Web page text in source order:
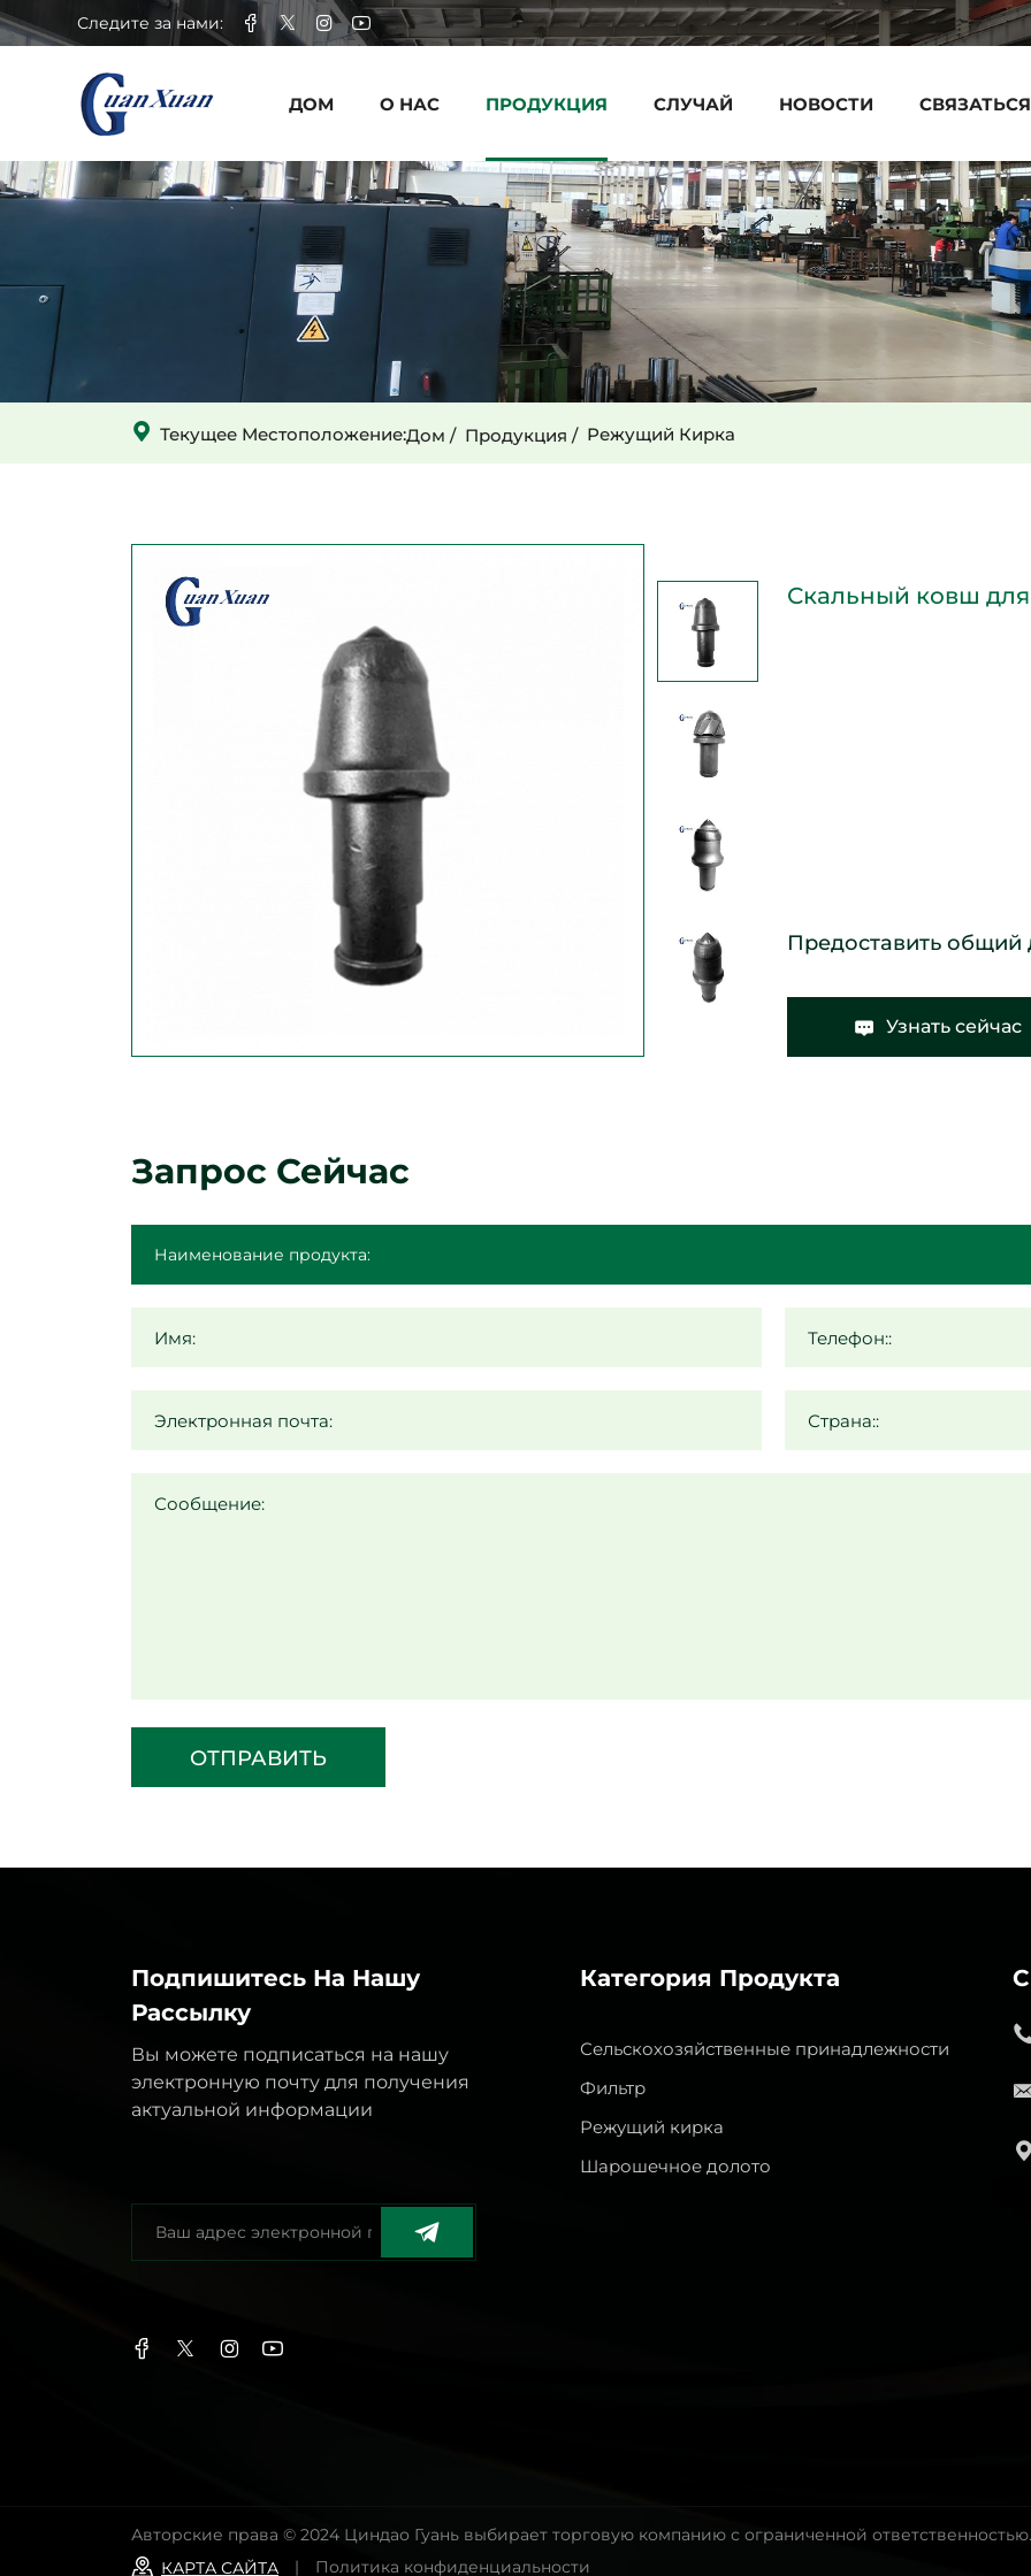
Следите за нами:
ДОМ О НАС ПРОДУКЦИЯ СЛУЧАЙ НОВОСТИ
Скальный
ковш
для
роторной
установки
Текущее Местоположение:Дом Продукция Режущий Кирка
Скальный ковш
Предоставить общий
Узнать сейчас
Запрос Сейчас
Имя: Телефон::
Электронная почта: Страна::
Сообщение:
ОТПРАВИТЬ
Подпишитесь На Нашу
Рассылку
Вы можете подписаться на нашу
электронную почту для получения
актуальной информации
Категория Продукта
Сельскохозяйственные принадлежности
Фильтр
Режущий кирка
Шарошечное долото
Авторские права © 2024 Циндао Гуань выбирает торговую компанию с ограниченной
КАРТА САЙТА
| Политика конфиденциальности